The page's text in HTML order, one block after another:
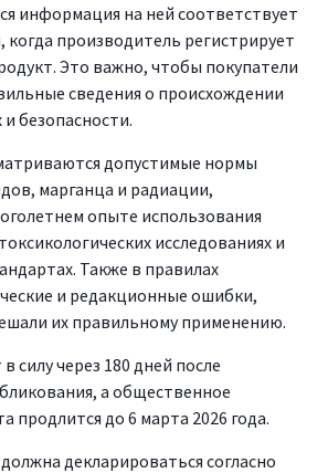
информация на ней соответствует
производитель регистрирует
Это важно, чтобы покупатели
сведения о происхождении
безопасности.
допустимые нормы
марганца и радиации,
опыте использования
исследованиях и
Также в правилах
и редакционные ошибки,
их правильному применению.
силу через 180 дней после
а общественное
продлится до 6 марта 2026 года.
декларироваться согласно